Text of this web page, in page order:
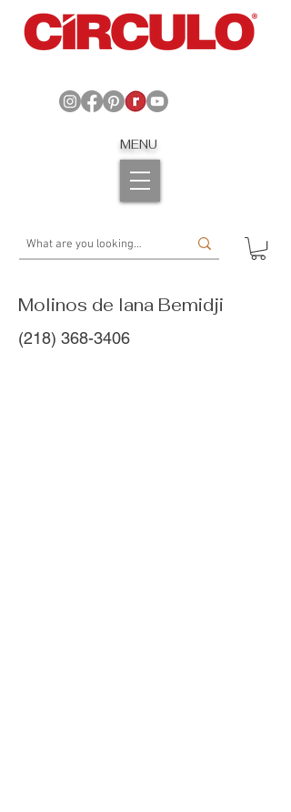
MENU
Molinos de lana Bemidji
(218) 368-3406